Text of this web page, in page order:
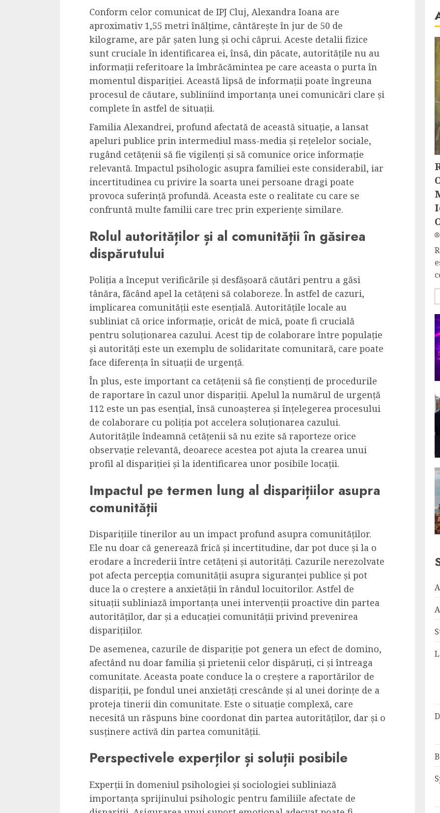
Conform celor comunicat de IPJ Cluj, Alexandra Ioana are
aproximativ 1,55 metri înălțime, cântărește în jur de 50 de
kilograme, are păr șaten lung și ochi căprui. Aceste detalii fizice
sunt cruciale în identificarea ei, însă, din păcate, autoritățile nu au
informații referitoare la îmbrăcămintea pe care aceasta o purta în
momentul dispariției. Această lipsă de informații poate îngreuna
procesul de căutare, subliniind importanța unei comunicări clare și
complete în astfel de situații.
Familia Alexandrei, profund afectată de această situație, a lansat
apeluri publice prin intermediul mass-media și rețelelor sociale,
rugând cetățenii să fie vigilenți și să comunice orice informație
relevantă. Impactul psihologic asupra familiei este considerabil, iar
incertitudinea cu privire la soarta unei persoane dragi poate
provoca suferință profundă. Aceasta este o realitate cu care se
confruntă multe familii care trec prin experiențe similare.
Rolul autorităților și al comunității în găsirea
dispărutului
Poliția a început verificările și desfășoară căutări pentru a găsi
tânăra, făcând apel la cetățeni să colaboreze. În astfel de cazuri,
implicarea comunității este esențială. Autoritățile locale au
subliniat că orice informație, oricât de mică, poate fi crucială
pentru soluționarea cazului. Acest tip de colaborare între populație
și autorități este un exemplu de solidaritate comunitară, care poate
face diferența în situații de urgență.
În plus, este important ca cetățenii să fie conștienți de procedurile
de raportare în cazul unor dispariții. Apelul la numărul de urgență
112 este un pas esențial, însă cunoașterea și înțelegerea procesului
de colaborare cu poliția pot accelera soluționarea cazului.
Autoritățile îndeamnă cetățenii să nu ezite să raporteze orice
observație relevantă, deoarece acestea pot ajuta la crearea unui
profil al dispariției și la identificarea unor posibile locații.
Impactul pe termen lung al disparițiilor asupra
comunității
Disparițiile tinerilor au un impact profund asupra comunităților.
Ele nu doar că generează frică și incertitudine, dar pot duce și la o
erodare a încrederii între cetățeni și autorități. Cazurile nerezolvate
pot afecta percepția comunității asupra siguranței publice și pot
duce la o creștere a anxietății în rândul locuitorilor. Astfel de
situații subliniază importanța unei intervenții proactive din partea
autorităților, dar și a educației comunității privind prevenirea
disparițiilor.
De asemenea, cazurile de dispariție pot genera un efect de domino,
afectând nu doar familia și prietenii celor dispăruți, ci și întreaga
comunitate. Aceasta poate conduce la o creștere a raportărilor de
dispariții, pe fondul unei anxietăți crescânde și al unei dorințe de a
proteja tinerii din comunitate. Este o situație complexă, care
necesită un răspuns bine coordonat din partea autorităților, dar și o
susținere activă din partea comunității.
Perspectivele experților și soluții posibile
Experții în domeniul psihologiei și sociologiei subliniază
importanța sprijinului psihologic pentru familiile afectate de